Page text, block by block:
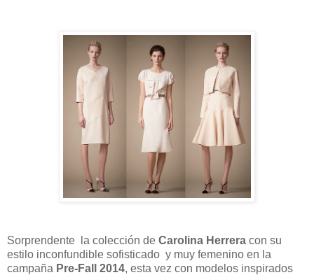
Sorprendente la colección de Carolina Herrera con su
estilo inconfundible sofisticado y muy femenino en la
campaña Pre-Fall 2014, esta vez con modelos inspirados